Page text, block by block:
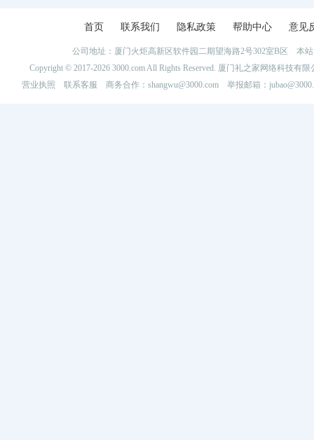
首页 联系我们 隐私政策 帮助中心 意见
公司地址：厦门火炬高新区软件园二期望海路2号302室B区 本
Copyright © 2017-2026 3000.com All Rights Reserved. 厦门礼之家网络科技
营业执照
联系客服 商务合作：shangwu@3000.com 举报邮箱：